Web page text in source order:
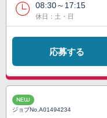
08:30～17:15
休日：土・日
応募する
NEW
ジョブNo.A01494234